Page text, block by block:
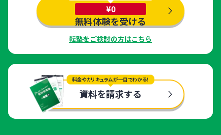
¥0
無料体験を受ける
転塾をご検討の方はこちら
料金やカリキュラムが一目でわかる！
資料を請求する